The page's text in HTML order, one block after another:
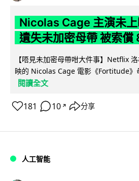
Nicolas Cage 主演未
遺失未加密母帶 被索償
【唔見未加密母帶咁大件事】Netflix
映的 Nicolas Cage 電影《Fortitude》
閱讀全文
181 10 ↗ 分享
人工智能